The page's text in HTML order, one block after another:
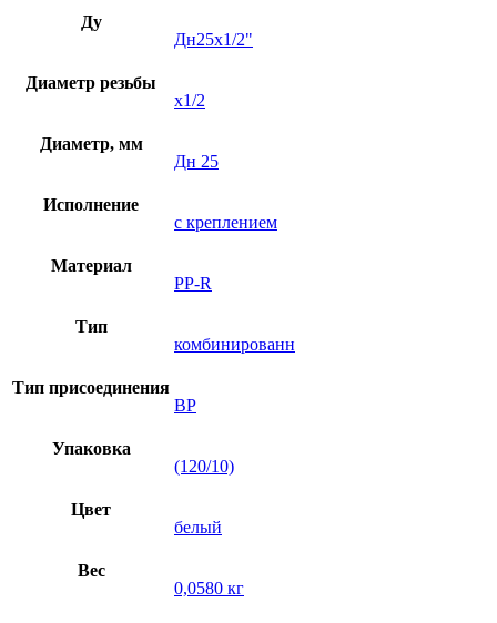
Ду
Дн25х1/2"
Диаметр резьбы
х1/2
Диаметр, мм
Дн 25
Исполнение
с креплением
Материал
PP-R
Тип
комбинированн
Тип присоединения
ВР
Упаковка
(120/10)
Цвет
белый
Вес
0,0580 кг